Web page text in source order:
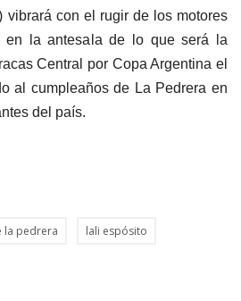
vibrará con el rugir de los motores
en la antesala de lo que será la
Central por Copa Argentina el
al cumpleaños de La Pedrera en
del país.
la pedrera lali espósito